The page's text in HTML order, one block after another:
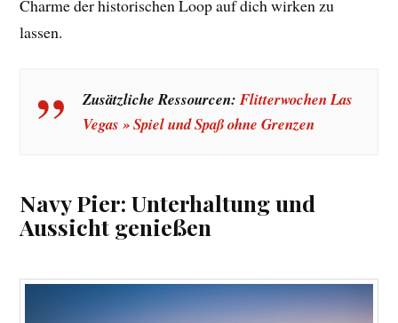
Charme der historischen Loop auf dich wirken zu
lassen.
Zusätzliche Ressourcen:Flitterwochen Las
Vegas » Spiel und Spaß ohne Grenzen
Navy Pier: Unterhaltung und
Aussicht genießen